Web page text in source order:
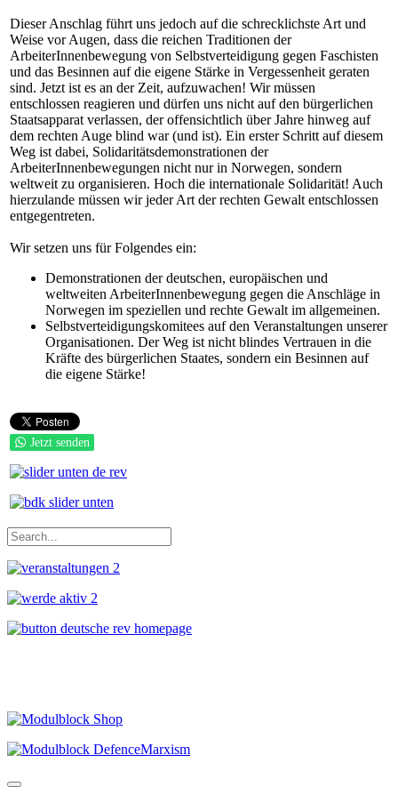
Dieser Anschlag führt uns jedoch auf die schrecklichste Art und
Weise vor Augen, dass die reichen Traditionen der
ArbeiterInnenbewegung von Selbstverteidigung gegen Faschisten
und das Besinnen auf die eigene Stärke in Vergessenheit geraten
sind. Jetzt ist es an der Zeit, aufzuwachen! Wir müssen
entschlossen reagieren und dürfen uns nicht auf den bürgerlichen
Staatsapparat verlassen, der offensichtlich über Jahre hinweg auf
dem rechten Auge blind war (und ist). Ein erster Schritt auf diesem
Weg ist dabei, Solidaritätsdemonstrationen der
ArbeiterInnenbewegungen nicht nur in Norwegen, sondern
weltweit zu organisieren. Hoch die internationale Solidarität! Auch
hierzulande müssen wir jeder Art der rechten Gewalt entschlossen
entgegentreten.
Wir setzen uns für Folgendes ein:
Demonstrationen der deutschen, europäischen und
weltweiten ArbeiterInnenbewegung gegen die Anschläge in
Norwegen im speziellen und rechte Gewalt im allgemeinen.
Selbstverteidigungskomitees auf den Veranstaltungen unserer
Organisationen. Der Weg ist nicht blindes Vertrauen in die
Kräfte des bürgerlichen Staates, sondern ein Besinnen auf
die eigene Stärke!
Jetzt senden